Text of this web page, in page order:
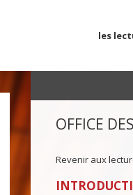
les
OFFICE
Revenir aux